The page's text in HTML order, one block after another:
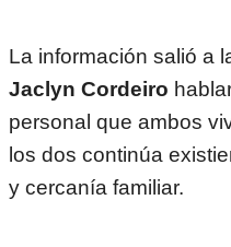
La información salió a
Jaclyn Cordeiro
personal que ambos
los dos continúa
y cercanía familiar.